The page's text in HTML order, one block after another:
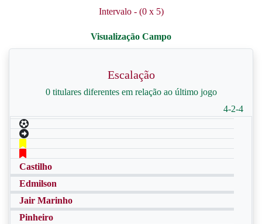
Intervalo - (0 x 5)
Escalação
0 titulares diferentes em relação ao último jogo
4-2-4
Castilho
Edmilson
Jair Marinho
Pinheiro